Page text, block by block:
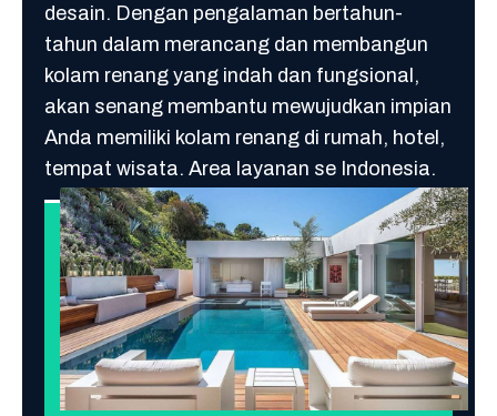
desain. Dengan pengalaman bertahun-
tahun dalam merancang dan membangun
kolam renang yang indah dan fungsional,
akan senang membantu mewujudkan impian
Anda memiliki kolam renang di rumah, hotel,
tempat wisata. Area layanan se Indonesia.